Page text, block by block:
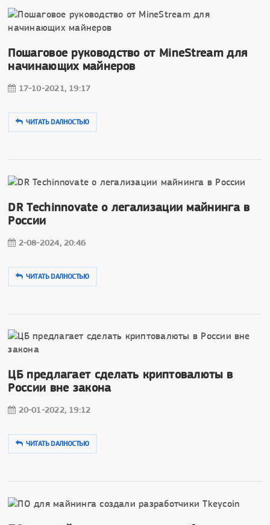
Пошаговое руководство от MineStream для
начинающих майнеров
17-10-2021, 19:17
ЧИТАТЬ DAЛНОСТЬЮ
DR Techinnovate о легализации майнинга в
России
2-08-2024, 20:46
ЧИТАТЬ DAЛНОСТЬЮ
ЦБ предлагает сделать криптовалюты в
России вне закона
20-01-2022, 19:12
ЧИТАТЬ DAЛНОСТЬЮ